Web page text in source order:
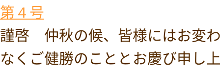
第４号
謹啓 仲秋の候、皆様にはお変
なくご健勝のこととお慶び申し